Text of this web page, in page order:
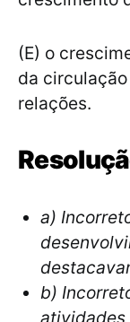
(E) o
da
relações.
a)
b)